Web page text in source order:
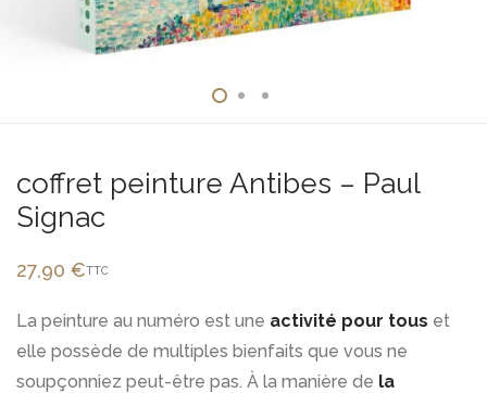
coffret peinture Antibes – Paul
Signac
27,90 €TTC
La peinture au numéro est une activité pour tous et
elle possède de multiples bienfaits que vous ne
soupçonniez peut-être pas. À la manière de la